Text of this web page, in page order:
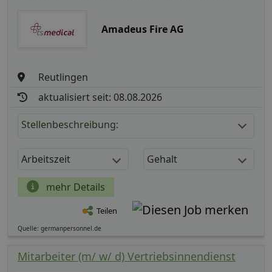
Amadeus Fire AG
Reutlingen
aktualisiert seit: 08.08.2026
Stellenbeschreibung:
Arbeitszeit Gehalt
mehr Details
Teilen
Quelle: germanpersonnel.de
Mitarbeiter (m/ w/ d) Vertriebsinnendienst